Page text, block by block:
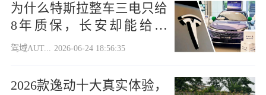
为什么特斯拉整车三电只给
8年质保，长安却能给15
年？
驾域AUT... 2026-06-24 18:56:35
2026款逸动十大真实体验，